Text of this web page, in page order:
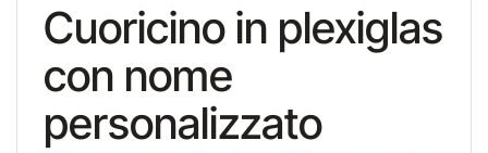
Cuoricino in plexiglas
con nome
personalizzato